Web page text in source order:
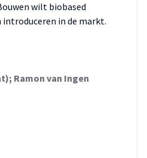
wilt biobased
in de markt.
Ramon van Ingen